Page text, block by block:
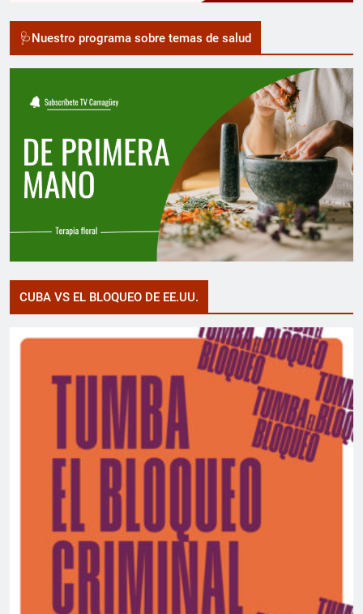
🩺Nuestro programa sobre temas de salud
CUBA VS EL BLOQUEO DE EE.UU.